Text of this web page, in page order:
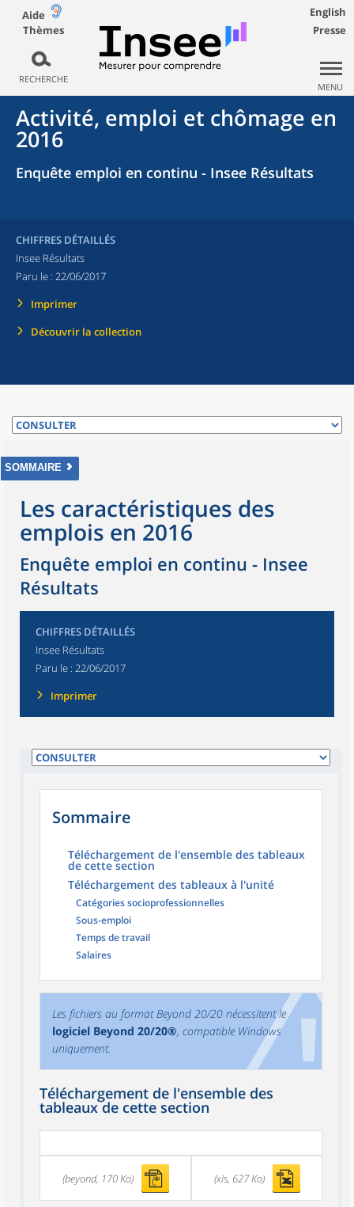
Aide
Thèmes
RECHERCHE
English
Presse
MENU
Activité, emploi et chômage en
2016
Enquête emploi en continu - Insee Résultats
CHIFFRES DÉTAILLÉS
Insee Résultats
Paru le : 22/06/2017
Imprimer
Découvrir la collection
SOMMAIRE
Les caractéristiques des
emplois en 2016
Enquête emploi en continu - Insee
Résultats
CHIFFRES DÉTAILLÉS
Insee Résultats
Paru le : 22/06/2017
Imprimer
Sommaire
Téléchargement de l'ensemble des tableaux
de cette section
Téléchargement des tableaux à l'unité
Catégories socioprofessionnelles
Sous-emploi
Temps de travail
Salaires
Les fichiers au format Beyond 20/20 nécessitent le
logiciel Beyond 20/20®, compatible Windows
uniquement.
Téléchargement de l'ensemble des
tableaux de cette section
(beyond, 170 Ko) (xls, 627 Ko)